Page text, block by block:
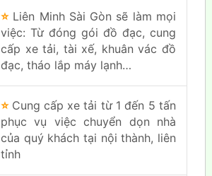
⭐ Liên Minh Sài Gòn sẽ làm mọi
việc: Từ đóng gói đồ đạc, cung
cấp xe tải, tài xế, khuân vác đồ
đạc, tháo lắp máy lạnh…
⭐ Cung cấp xe tải từ 1 đến 5 tấn
phục vụ việc chuyển dọn nhà
của quý khách tại nội thành, liên
tỉnh